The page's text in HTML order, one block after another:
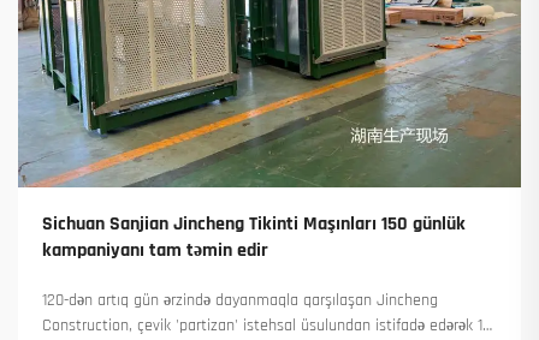
Sichuan Sanjian Jincheng Tikinti Maşınları 150 günlük
kampaniyanı tam təmin edir
120-dən artıq gün ərzində dayanmaqla qarşılaşan Jincheng
Construction, çevik 'partizan' istehsal üsulundan istifadə edərək 18